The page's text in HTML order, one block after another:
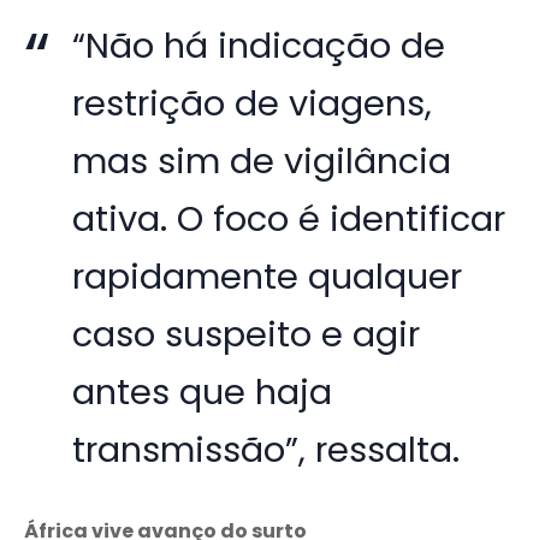
“Não há indicação de
restrição de viagens,
mas sim de vigilância
ativa. O foco é identificar
rapidamente qualquer
caso suspeito e agir
antes que haja
transmissão”, ressalta.
África vive avanço do surto